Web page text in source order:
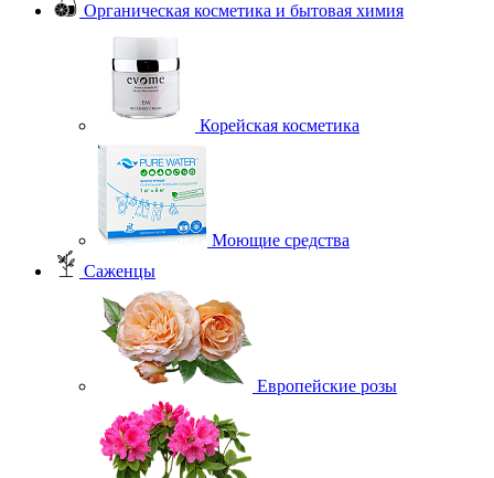
Органическая косметика и бытовая химия
Корейская косметика
Моющие средства
Саженцы
Европейские розы